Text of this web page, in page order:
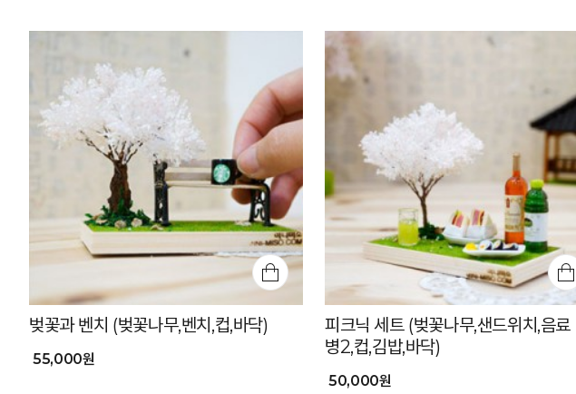
벚꽃과 벤치 (벚꽃나무,벤치,컵,바닥)
55,000원
피크닉 세트 (벚꽃나무,샌드위치,음료
병2,컵,김밥,바닥)
50,000원